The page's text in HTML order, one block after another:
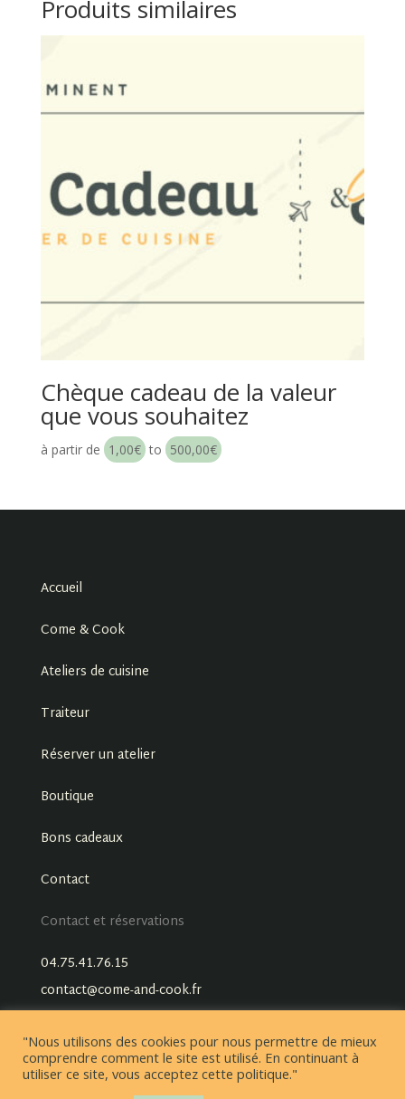
Produits similaires
Chèque cadeau de la valeur
que vous souhaitez
à partir de 1,00€ to 500,00€
Accueil
Come & Cook
Ateliers de cuisine
Traiteur
Réserver un atelier
Boutique
Bons cadeaux
Contact
Contact et réservations
04.75.41.76.15
contact@come-and-cook.fr
"Nous utilisons des cookies pour nous permettre de mieux
comprendre comment le site est utilisé. En continuant à
utiliser ce site, vous acceptez cette politique."